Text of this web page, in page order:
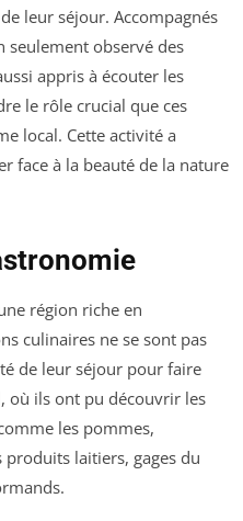
leur séjour. Accompagnés
observé des
appris à écouter les
le rôle crucial que ces
local. Cette activité a
face à la beauté de la nature
région riche en
culinaires ne se sont pas
de leur séjour pour faire
où ils ont pu découvrir les
les pommes,
laitiers, gages du